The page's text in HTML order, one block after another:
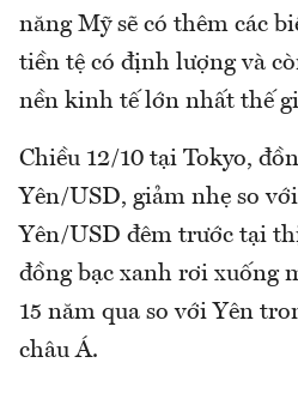
năng Mỹ sẽ có thêm các
tiền tệ có định lượng và
nền kinh tế lớn nhất thế
Chiều 12/10 tại Tokyo,
Yên/USD, giảm nhẹ so
Yên/USD đêm trước tại
đồng bạc xanh rơi xuống
15 năm qua so với Yên
châu Á.